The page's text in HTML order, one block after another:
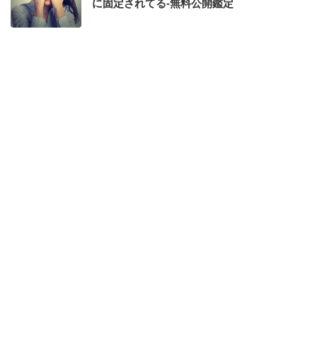
に固定されてる-無料公開鑑定